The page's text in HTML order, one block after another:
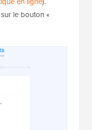
le bouton «